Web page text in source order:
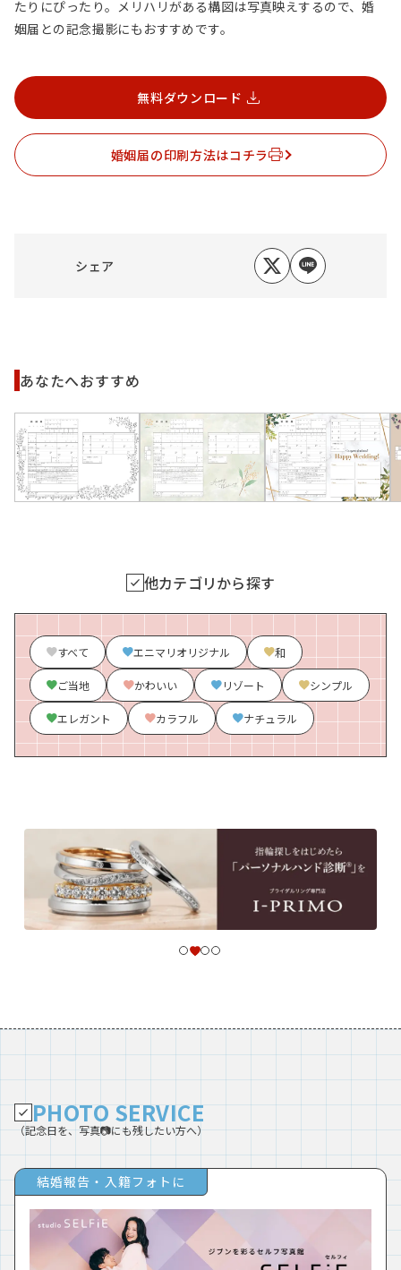
たりにぴったり。メリハリがある構図は写真映えするので、婚
姻届との記念撮影にもおすすめです。
無料ダウンロード
婚姻届の印刷方法はコチラ
シェア
あなたへおすすめ
他カテゴリから探す
すべて エニマリオリジナル 和
ご当地 かわいい リゾート シンプル
エレガント カラフル ナチュラル
PHOTO SERVICE
（記念日を、写真📷にも残したい方へ）
結婚報告・入籍フォトに